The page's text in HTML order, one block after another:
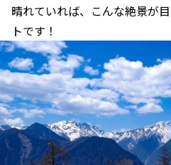
晴れていれば、こんな絶景が
トです！